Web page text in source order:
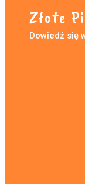
Złote
Dowiedź się